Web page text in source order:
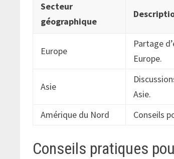
Secteur
géographique
Europe
Partage
Europe.
Asie
Asie.
Amérique du Nord Conseils
Conseils pratiques